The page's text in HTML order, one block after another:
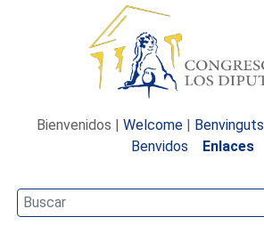
Bienvenidos | Welcome | Benvinguts
Benvidos
Enlaces